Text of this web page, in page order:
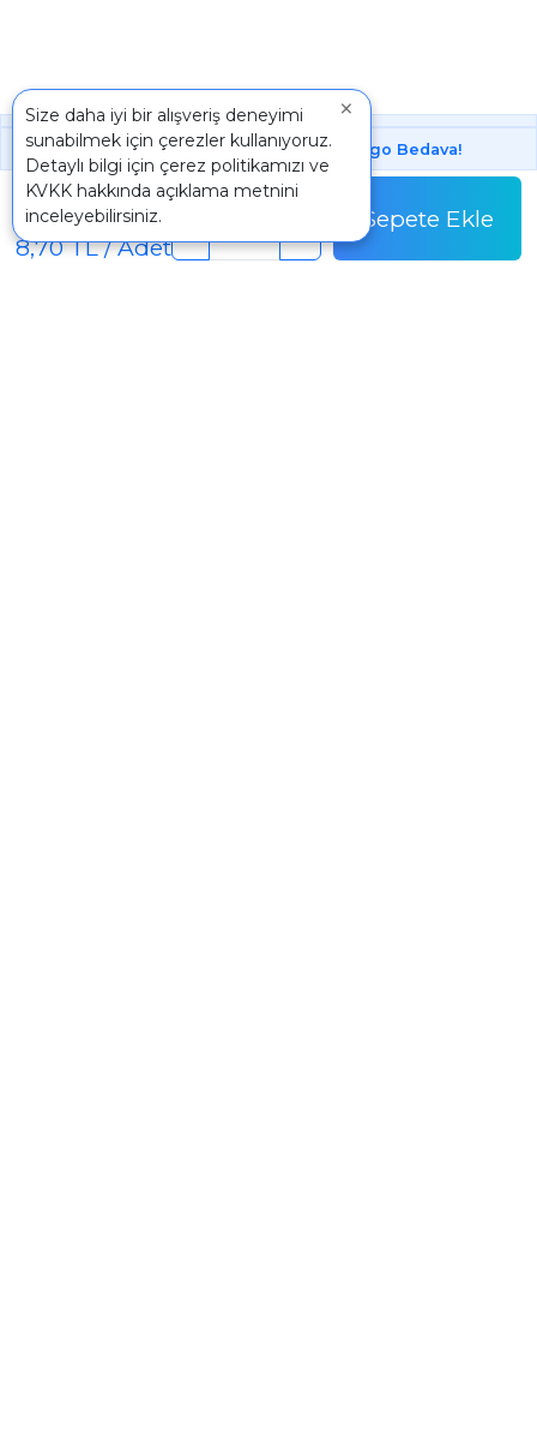
×
Size daha iyi bir alışveriş deneyimi
sunabilmek için çerezler kullanıyoruz.
Detaylı bilgi için çerez politikamızı ve
KVKK hakkında açıklama metnini
inceleyebilirsiniz.
1000 ₺ Üstünde Bu Üründe Kargo Bedava!
34,80 TL
Paket Fiyatı
8,70 TL / Adet
Paket
Sepete Ekle